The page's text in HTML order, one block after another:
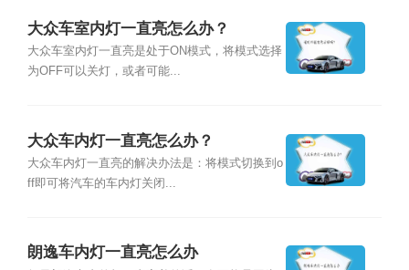
大众车室内灯一直亮怎么办？
大众车室内灯一直亮是处于ON模式，将模式选择
为OFF可以关灯，或者可能...
大众车内灯一直亮怎么办？
大众车内灯一直亮的解决办法是：将模式切换到o
ff即可将汽车的车内灯关闭...
朗逸车内灯一直亮怎么办